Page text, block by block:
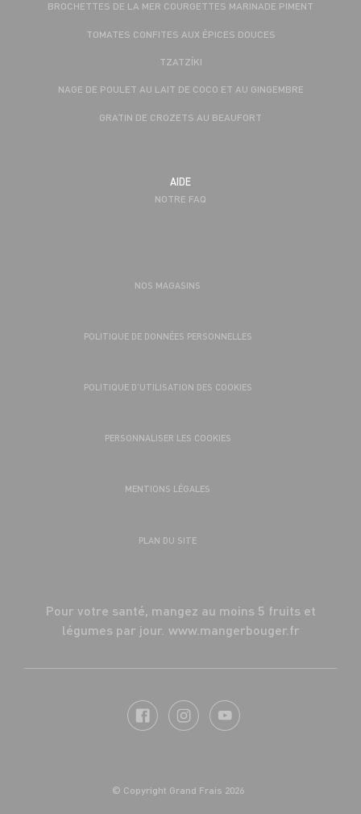
BROCHETTES DE LA MER COURGETTES MARINADE PIMENT
TOMATES CONFITES AUX ÉPICES DOUCES
TZATZÍKI
NAGE DE POULET AU LAIT DE COCO ET AU GINGEMBRE
GRATIN DE CROZETS AU BEAUFORT
AIDE
NOTRE FAQ
NOS MAGASINS
POLITIQUE DE DONNÉES PERSONNELLES
POLITIQUE D’UTILISATION DES COOKIES
PERSONNALISER LES COOKIES
MENTIONS LÉGALES
PLAN DU SITE
Pour votre santé, mangez au moins 5 fruits et
légumes par jour. www.mangerbouger.fr
© Copyright Grand Frais 2026